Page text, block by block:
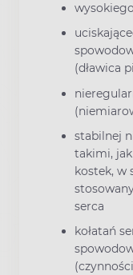
(dławica
stabilnej
takimi,
kostek, w
serca
kołatań